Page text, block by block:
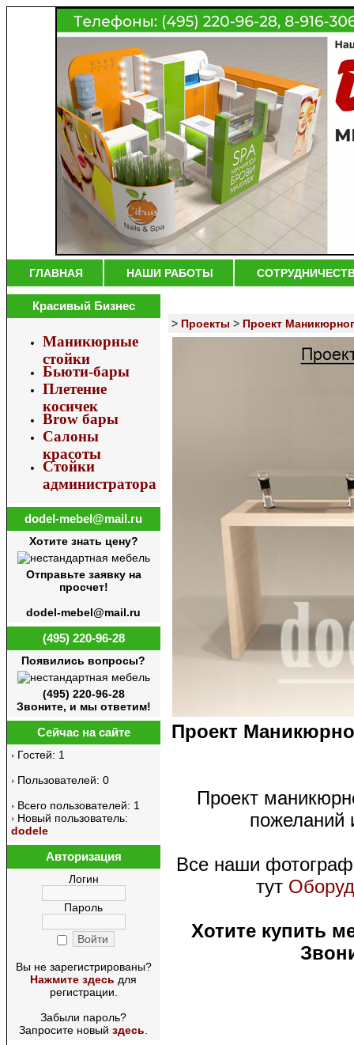
ГЛАВНАЯ НАШИ РАБОТЫ
Красивый Бизнес
Маникюрные
стойки
Бьюти-бары
Плетение
косичек
Brow бары
Салоны
красоты
Стойки
администратора
dodel-mebel@mail.ru
Хотите знать цену?
Отправьте заявку на
просчет!
dodel-mebel@mail.ru
(495) 220-96-28
Появились вопросы?
(495) 220-96-28
Звоните, и мы ответим!
Сейчас на сайте
Гостей: 1
Пользователей: 0
Всего пользователей: 1
Новый пользователь:
dodele
Авторизация
Логин
Пароль
Вы не зарегистрированы?
Нажмите здесь для
регистрации.
Забыли пароль?
Запросите новыйздесь
> Проекты > Проект
Проект
Проект
пожеланий
Все наши
тут
Хотите купить